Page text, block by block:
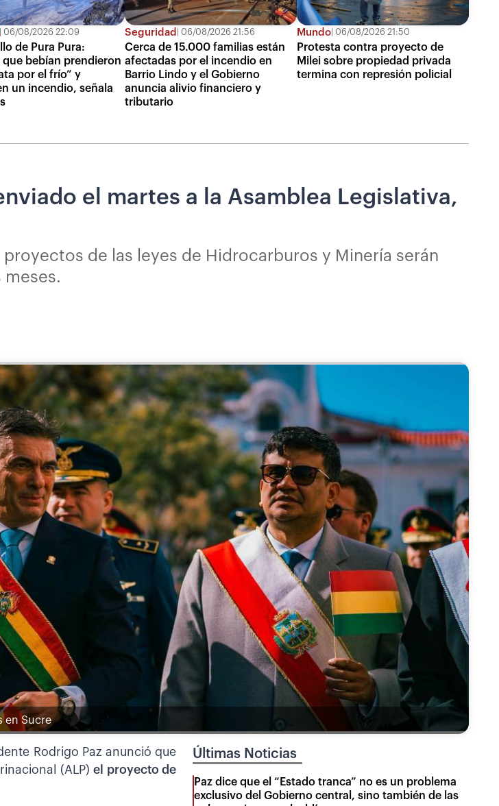
06/08/2026 22:09
de Pura Pura:
que bebían prendieron
por el frío” y
un incendio, señala
Seguridad 06/08/2026 21:56
Cerca de 15.000 familias están
afectadas por el incendio en
Barrio Lindo y el Gobierno
anuncia alivio financiero y
tributario
Mundo 06/08/2026 21:50
Protesta contra proyecto de
Milei sobre propiedad privada
termina con represión policial
el martes a la Asamblea Legislativa,
de las leyes de Hidrocarburos y Minería serán
meses.
en Sucre
Rodrigo Paz anunció que
(ALP)el proyecto de
Últimas Noticias
Paz dice que el “Estado tranca” no es un problema
exclusivo del Gobierno central, sino también de las